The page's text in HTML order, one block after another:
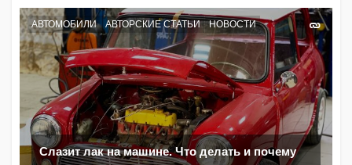
АВТОМОБИЛИ АВТОРСКИЕ СТАТЬИ НОВОСТИ
Слазит лак на машине. Что делать и почему